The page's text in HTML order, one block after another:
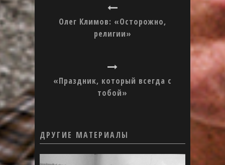
Олег Климов: «Осторожно,
религии»
«Праздник, который всегда с
тобой»
ДРУГИЕ МАТЕРИАЛЫ